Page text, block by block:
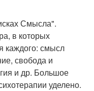
Смысла".
в которых
каждого: смысл
свобода и
и др. Большое
уделено.